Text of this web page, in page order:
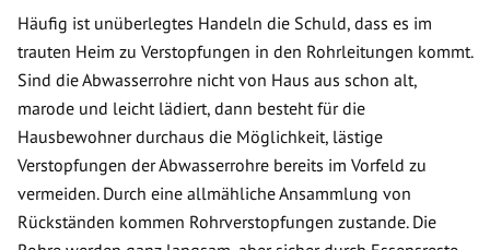
Häufig ist unüberlegtes Handeln die Schuld, dass es im
trauten Heim zu Verstopfungen in den Rohrleitungen kommt.
Sind die Abwasserrohre nicht von Haus aus schon alt,
marode und leicht lädiert, dann besteht für die
Hausbewohner durchaus die Möglichkeit, lästige
Verstopfungen der Abwasserrohre bereits im Vorfeld zu
vermeiden. Durch eine allmähliche Ansammlung von
Rückständen kommen Rohrverstopfungen zustande. Die